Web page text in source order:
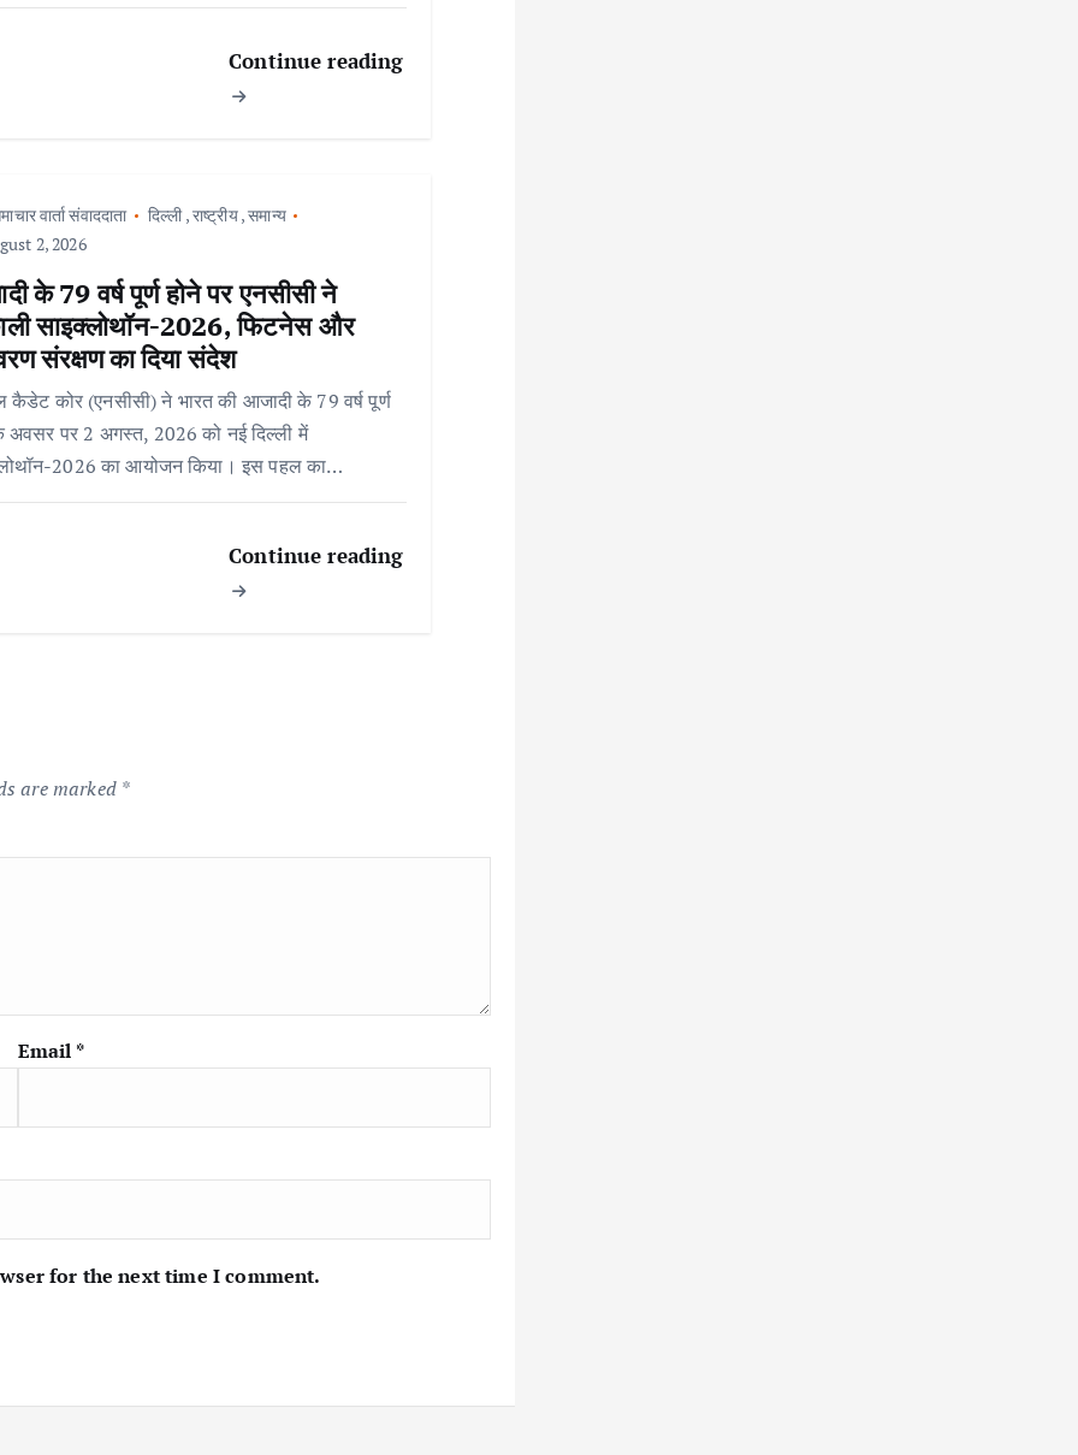
Continue reading
वार्ता संवाददाता दिल्ली,राष्ट्रीय,समान्य
2, 2026
के 79 वर्ष पूर्ण होने पर एनसीसी ने
साइक्लोथॉन-2026, फिटनेस और
संरक्षण का दिया संदेश
कोर (एनसीसी) ने भारत की आजादी के 79 वर्ष पूर्ण
अवसर पर 2 अगस्त, 2026 को नई दिल्ली में
2026 का आयोजन किया। इस पहल का…
Continue reading
are marked *
Email *
for the next time I comment.